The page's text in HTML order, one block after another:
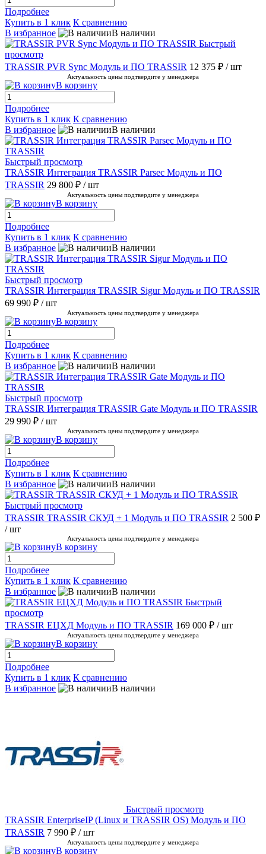
Подробнее
Купить в 1 клик К сравнению
В избранное
В наличии
Быстрый
просмотр
TRASSIR PVR Sync Модуль и ПО TRASSIR 12 375 ₽ / шт
Актуальность цены подтвердите у менеджера
В корзину
Подробнее
Купить в 1 клик К сравнению
В избранное
В наличии
Быстрый просмотр
TRASSIR Интеграция TRASSIR Parsec Модуль и ПО
TRASSIR 29 800 ₽ / шт
Актуальность цены подтвердите у менеджера
В корзину
Подробнее
Купить в 1 клик К сравнению
В избранное
В наличии
Быстрый просмотр
TRASSIR Интеграция TRASSIR Sigur Модуль и ПО TRASSIR
69 990 ₽ / шт
Актуальность цены подтвердите у менеджера
В корзину
Подробнее
Купить в 1 клик К сравнению
В избранное
В наличии
Быстрый просмотр
TRASSIR Интеграция TRASSIR Gate Модуль и ПО TRASSIR
29 990 ₽ / шт
Актуальность цены подтвердите у менеджера
В корзину
Подробнее
Купить в 1 клик К сравнению
В избранное
В наличии
Быстрый просмотр
TRASSIR TRASSIR СКУД + 1 Модуль и ПО TRASSIR 2 500 ₽
/ шт
Актуальность цены подтвердите у менеджера
В корзину
Подробнее
Купить в 1 клик К сравнению
В избранное
В наличии
Быстрый
просмотр
TRASSIR ЕЦХД Модуль и ПО TRASSIR 169 000 ₽ / шт
Актуальность цены подтвердите у менеджера
В корзину
Подробнее
Купить в 1 клик К сравнению
В избранное
В наличии
Быстрый просмотр
TRASSIR EnterpriseIP (Linux и TRASSIR OS) Модуль и ПО
TRASSIR 7 990 ₽ / шт
Актуальность цены подтвердите у менеджера
В корзину